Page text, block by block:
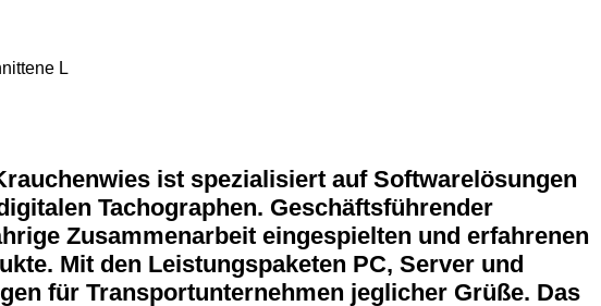
L
ist spezialisiert auf Softwarelösungen
Tachographen. Geschäftsführender
Zusammenarbeit eingespielten und erfahrenen
Mit den Leistungspaketen PC, Server und
für Transportunternehmen jeglicher Grüße. Das